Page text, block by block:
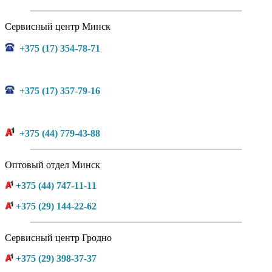
Сервисный центр Минск
+375 (17) 354-78-71
+375 (17) 357-79-16
+375 (44) 779-43-88
Оптовый отдел Минск
+375 (44) 747-11-11
+375 (29) 144-22-62
Сервисный центр Гродно
+375 (29) 398-37-37